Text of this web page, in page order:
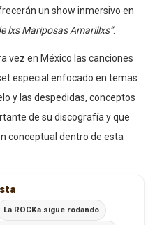
un show inmersivo en
lxs Mariposas Amarillxs”.
vez en México las canciones
especial enfocado en temas
y las despedidas, conceptos
de su discografía y que
conceptual dentro de esta
La ROCKa sigue rodando